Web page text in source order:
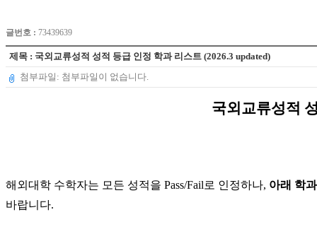
글번호 : 73439639
제목 : 국외교류성적 성적 등급 인정 학과 리스트 (2026.3 updated)
첨부파일: 첨부파일이 없습니다.
국외교류성적
해외대학 수학자는 모든 성적을 Pass/Fail로 인정하나, 아래 학
바랍니다.